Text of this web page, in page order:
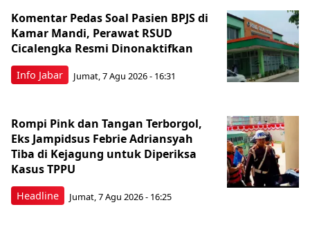
Info Jabar
Komentar Pedas Soal Pasien BPJS di
Kamar Mandi, Perawat RSUD
Cicalengka Resmi Dinonaktifkan
Jumat, 7 Agu 2026 - 16:31
Headline
Rompi Pink dan Tangan Terborgol,
Eks Jampidsus Febrie Adriansyah
Tiba di Kejagung untuk Diperiksa
Kasus TPPU
Jumat, 7 Agu 2026 - 16:25